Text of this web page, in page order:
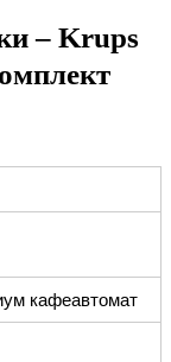
– Krups
кафеавтомат